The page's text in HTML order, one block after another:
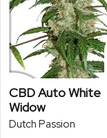
CBD Auto White
Widow
Dutch Passion